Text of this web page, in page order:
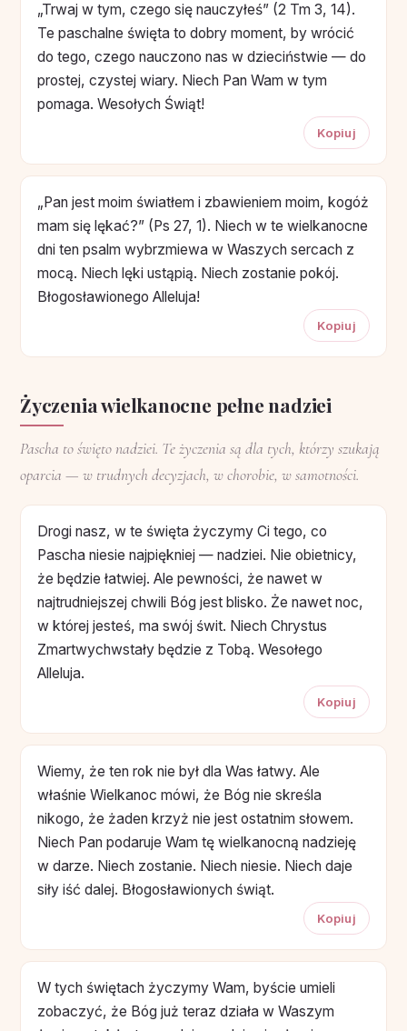
„Trwaj w tym, czego się nauczyłeś” (2 Tm 3, 14).
Te paschalne święta to dobry moment, by wrócić
do tego, czego nauczono nas w dzieciństwie — do
prostej, czystej wiary. Niech Pan Wam w tym
pomaga. Wesołych Świąt!
Kopiuj
„Pan jest moim światłem i zbawieniem moim, kogóż
mam się lękać?” (Ps 27, 1). Niech w te wielkanocne
dni ten psalm wybrzmiewa w Waszych sercach z
mocą. Niech lęki ustąpią. Niech zostanie pokój.
Błogosławionego Alleluja!
Kopiuj
Życzenia wielkanocne pełne nadziei
Pascha to święto nadziei. Te życzenia są dla tych, którzy szukają
oparcia — w trudnych decyzjach, w chorobie, w samotności.
Drogi nasz, w te święta życzymy Ci tego, co
Pascha niesie najpiękniej — nadziei. Nie obietnicy,
że będzie łatwiej. Ale pewności, że nawet w
najtrudniejszej chwili Bóg jest blisko. Że nawet noc,
w której jesteś, ma swój świt. Niech Chrystus
Zmartwychwstały będzie z Tobą. Wesołego
Alleluja.
Kopiuj
Wiemy, że ten rok nie był dla Was łatwy. Ale
właśnie Wielkanoc mówi, że Bóg nie skreśla
nikogo, że żaden krzyż nie jest ostatnim słowem.
Niech Pan podaruje Wam tę wielkanocną nadzieję
w darze. Niech zostanie. Niech niesie. Niech daje
siły iść dalej. Błogosławionych świąt.
Kopiuj
W tych świętach życzymy Wam, byście umieli
zobaczyć, że Bóg już teraz działa w Waszym